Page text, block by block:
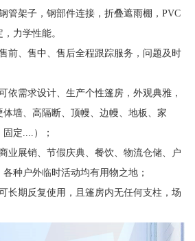
管架子，钢部件连接，折叠遮雨棚，PVC
力学性能。
前、售中、售后全程跟踪服务，问题及时
依需求设计、生产个性篷房，外观典雅，
墙、高隔断、顶幔、边幔、地板、家
定....）；
业展销、节假庆典、餐饮、物流仓储、户
种户外临时活动均有用物之地；
长期反复使用，且篷房内无任何支柱，场